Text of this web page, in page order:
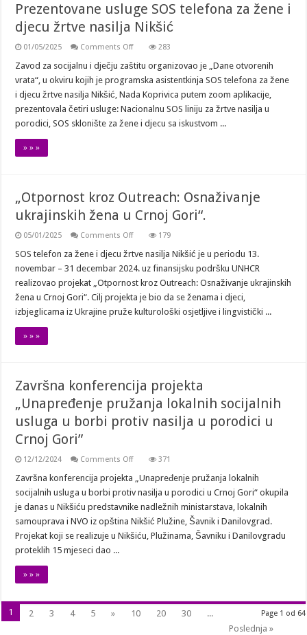
Prezentovane usluge SOS telefona za žene i
djecu žrtve nasilja Nikšić
01/05/2025 Comments Offon
usluge
telefona
za
žene
i
djecu
žrtve
283
Zavod za socijalnu i dječju zaštitu organizovao je „Dane otvorenih
vrata“, u okviru kojih je programska asistentkinja SOS telefona za žene
i djecu žrtve nasilja Nikšić, Nada Koprivica putem zoom aplikacije,
prezentovala četiri usluge: Nacionalnu SOS liniju za žrtve nasilja u
porodici, SOS sklonište za žene i djecu sa iskustvom ...
» » »
„Otpornost kroz Outreach: Osnaživanje
ukrajinskih žena u Crnoj Gori“.
05/01/2025 Comments Offon
kroz
Outreach:
Osnaživanje
ukrajinskih
žena
u
Crnoj
Gori“.
179
SOS telefon za žene i djecu žrtve nasilja Nikšić je u periodu 13.
novembar – 31 decembar 2024. uz finansijsku podršku UNHCR
realizovao projekat „Otpornost kroz Outreach: Osnaživanje ukrajinskih
žena u Crnoj Gori“. Cilj projekta je bio da se ženama i djeci,
izbjeglicama iz Ukrajine pruže kulturološki osjetljive i lingvistički ...
» » »
Završna konferencija projekta
„Unapređenje pružanja lokalnih socijalnih
usluga u borbi protiv nasilja u porodici u
Crnoj Gori”
12/12/2024 Comments Offon
konferencija
projekta
„Unapređenje
pružanja
lokalnih
socijalnih
usluga
u
Crnoj
Gori”
371
Završna konferencija projekta „Unapređenje pružanja lokalnih
socijalnih usluga u borbi protiv nasilja u porodici u Crnoj Gori“ okupila
je danas u Nikšiću predstavnike nadležnih ministarstava, lokalnih
samouprava i NVO iz opština Nikšić Plužine, Šavnik i Danilovgrad.
Projekat koji se realizuje u Nikšiću, Plužinama, Šavniku i Danilovgradu
proteklih 15 mjeseci dao ...
» » »
Page 1 od 64
1 2 3 4 5 » 10 20 30
...
Poslednja »